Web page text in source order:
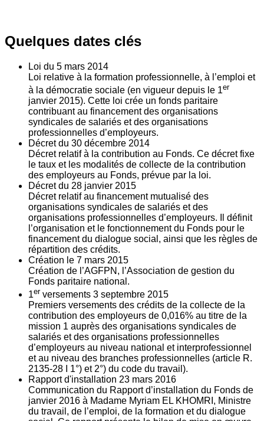
Quelques dates clés
Loi du 5 mars 2014
Loi relative à la formation professionnelle, à l’emploi et
à la démocratie sociale (en vigueur depuis le 1er
janvier 2015). Cette loi crée un fonds paritaire
contribuant au financement des organisations
syndicales de salariés et des organisations
professionnelles d’employeurs.
Décret du 30 décembre 2014
Décret relatif à la contribution au Fonds. Ce décret fixe
le taux et les modalités de collecte de la contribution
des employeurs au Fonds, prévue par la loi.
Décret du 28 janvier 2015
Décret relatif au financement mutualisé des
organisations syndicales de salariés et des
organisations professionnelles d’employeurs. Il définit
l’organisation et le fonctionnement du Fonds pour le
financement du dialogue social, ainsi que les règles de
répartition des crédits.
Création le 7 mars 2015
Création de l’AGFPN, l’Association de gestion du
Fonds paritaire national.
1er versements 3 septembre 2015
Premiers versements des crédits de la collecte de la
contribution des employeurs de 0,016% au titre de la
mission 1 auprès des organisations syndicales de
salariés et des organisations professionnelles
d’employeurs au niveau national et interprofessionnel
et au niveau des branches professionnelles (article R.
2135‐28 I 1°) et 2°) du code du travail).
Rapport d'installation 23 mars 2016
Communication du Rapport d’installation du Fonds de
janvier 2016 à Madame Myriam EL KHOMRI, Ministre
du travail, de l’emploi, de la formation et du dialogue